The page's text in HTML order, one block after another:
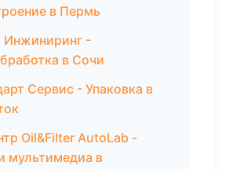
в Пермь
-
в Сочи
Сервис - Упаковка в
Oil&Filter AutoLab -
мультимедиа в